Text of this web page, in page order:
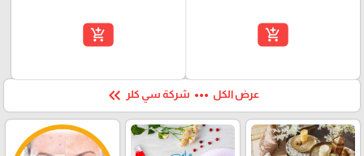
add_shopping_cart
add_shopping_cart
عرض الكل more_horiz شركة سي كلر keyboard_double_arrow_left